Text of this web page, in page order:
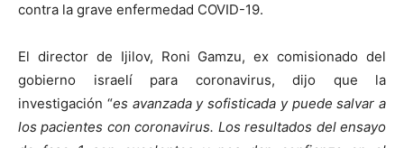
contra la grave enfermedad COVID-19.
El director de Ijilov, Roni Gamzu, ex comisionado del
gobierno israelí para coronavirus, dijo que la
investigación “es avanzada y sofisticada y puede salvar a
los pacientes con coronavirus. Los resultados del ensayo